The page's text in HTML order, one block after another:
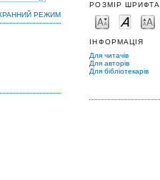
РОЗМІР ШРИФТА
ІНФОРМАЦІЯ
Для читачів
Для авторів
Для бібліотекарів
РЕЖИМ